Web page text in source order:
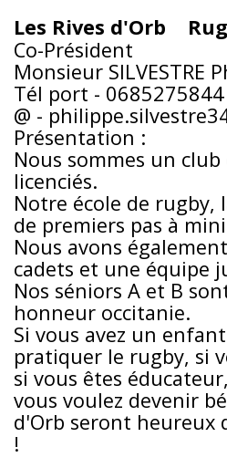
Les Rives d'Orb
Co-Président
Monsieur SILVESTRE
Tél port - 0685275844
@ -
Présentation :
Nous sommes un
licenciés.
Notre école de rugby,
de premiers pas à
Nous avons
cadets et une équipe
Nos séniors A et B
honneur occitanie.
Si vous avez un
pratiquer le rugby, si
si vous êtes
vous voulez devenir
d'Orb seront heureux
!